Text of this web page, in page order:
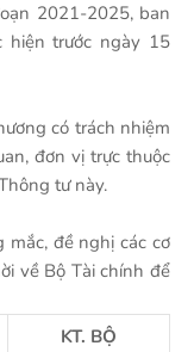
2021-2025, ban
hiện trước ngày 15
có trách nhiệm
đơn vị trực thuộc
tư này.
mắc, đề nghị các cơ
về Bộ Tài chính để
KT. BỘ